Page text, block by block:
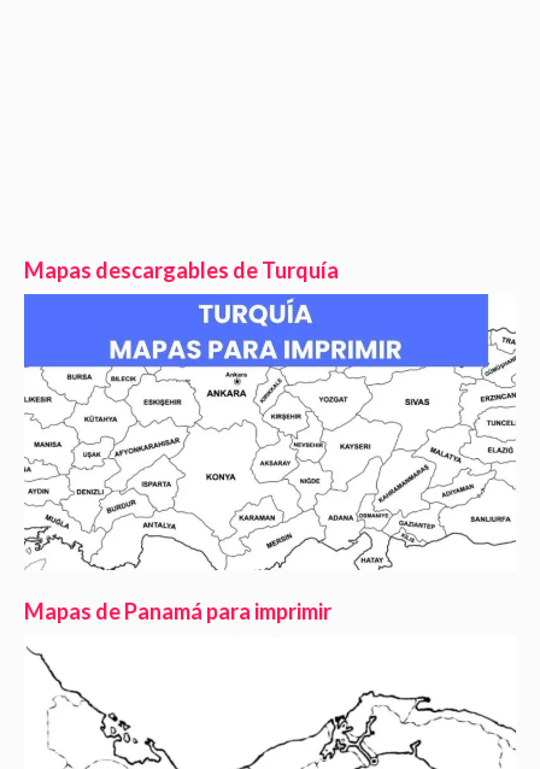
Mapas descargables de Turquía
Mapas de Panamá para imprimir